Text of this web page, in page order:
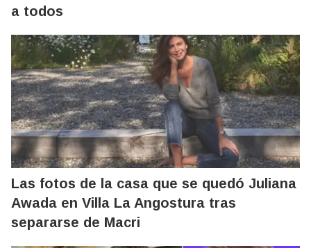
a todos
Las fotos de la casa que se quedó Juliana
Awada en Villa La Angostura tras
separarse de Macri